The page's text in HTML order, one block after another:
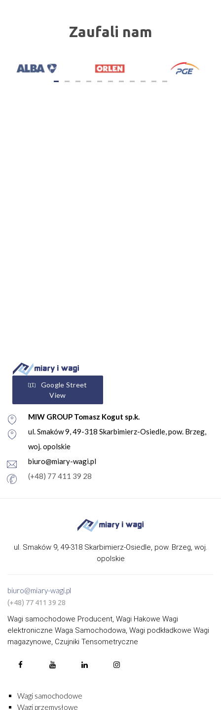
Zaufali nam
Google Street
View
MIW GROUP Tomasz Kogut sp.k.
ul. Smaków 9, 49-318 Skarbimierz-Osiedle, pow. Brzeg,
woj. opolskie
biuro@miary-wagi.pl
(+48) 77 411 39 28
ul. Smaków 9, 49-318 Skarbimierz-Osiedle, pow. Brzeg, woj.
opolskie
biuro@miary-wagi.pl
(+48) 77 411 39 28
Wagi samochodowe Producent, Wagi Hakowe Wagi
elektroniczne Waga Samochodowa, Wagi podkładkowe Wagi
magazynowe, Czujniki Tensometryczne
Wagi samochodowe
Wagi przemysłowe